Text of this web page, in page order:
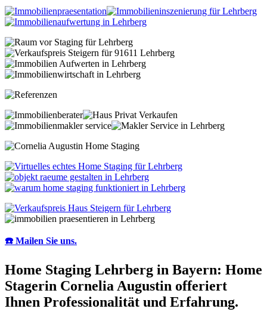
☎️ Mailen Sie uns.
Home Staging Lehrberg in Bayern: Home
Stagerin Cornelia Augustin offeriert
Ihnen Professionalität und Erfahrung.